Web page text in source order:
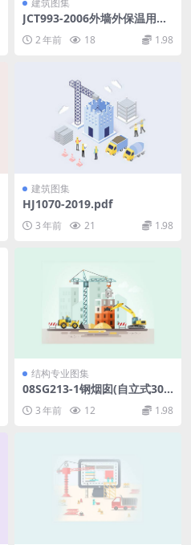
建筑图集
JCT993-2006外墙外保温用膨
胀聚苯乙烯板抹面胶浆.rar
2 年前 18 1.98
建筑图集
HJ1070-2019.pdf
3 年前 21 1.98
结构专业图集
08SG213-1钢烟囱(自立式30-
3 年前 12 1.98